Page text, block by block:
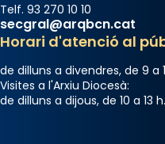
Telf. 93 270 10 10
secgral@arqbcn.cat
Horari d'atenció al
de dilluns a divendres, de 9 a
Visites a l'Arxiu Diocesà:
de dilluns a dijous, de 10 a 13 h.